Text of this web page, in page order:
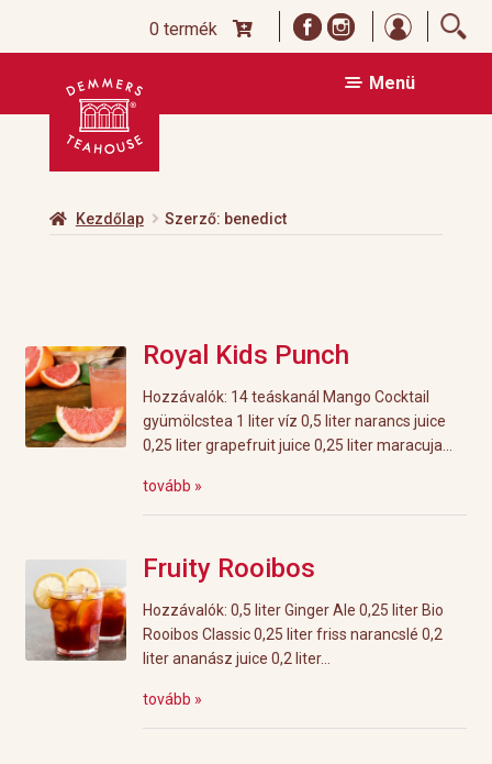
0 termék
Ugrás
navigációhoz
Kilépés
tartalomba
Menü
Kezdőlap Szerző: benedict
Royal Kids Punch
Hozzávalók: 14 teáskanál Mango Cocktail
gyümölcstea 1 liter víz 0,5 liter narancs juice
0,25 liter grapefruit juice 0,25 liter maracuja...
tovább »
Fruity Rooibos
Hozzávalók: 0,5 liter Ginger Ale 0,25 liter Bio
Rooibos Classic 0,25 liter friss narancslé 0,2
liter ananász juice 0,2 liter...
tovább »